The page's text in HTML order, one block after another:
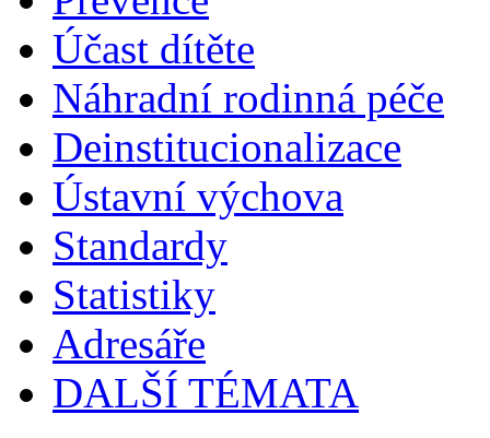
Účast dítěte
Náhradní rodinná péče
Deinstitucionalizace
Ústavní výchova
Standardy
Statistiky
Adresáře
DALŠÍ TÉMATA